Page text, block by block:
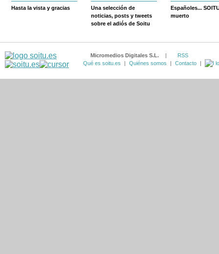
Hasta la vista y gracias
Una selección de
noticias, posts y tweets
sobre el adiós de Soitu
Españoles...
muerto
Micromedios Digitales S.L. |
RSS
Qué es soitu.es
| Quiénes somos | Contacto |